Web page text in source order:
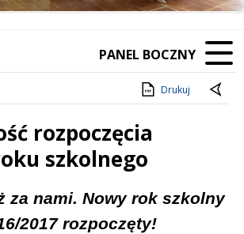
PANEL BOCZNY
Drukuj
rozpoczęcia
szkolnego
za nami. Nowy rok szkolny
2017 rozpoczęty!